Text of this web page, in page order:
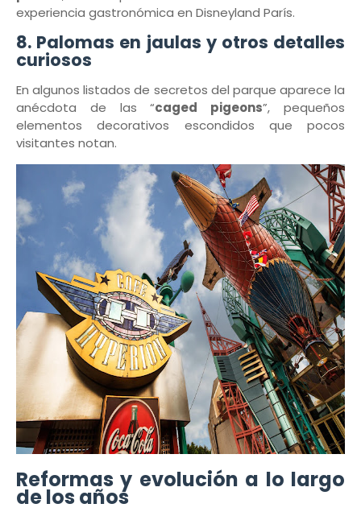
experiencia gastronómica en Disneyland París.
8. Palomas en jaulas y otros detalles
curiosos
En algunos listados de secretos del parque aparece la
anécdota de las “caged pigeons”, pequeños
elementos decorativos escondidos que pocos
visitantes notan.
Reformas y evolución a lo largo
de los años